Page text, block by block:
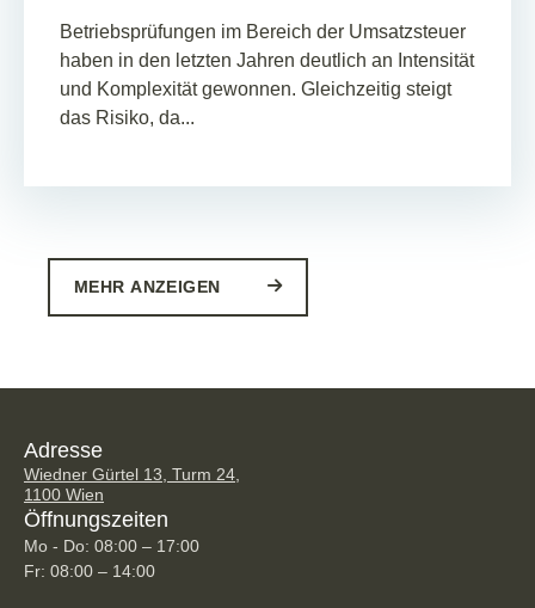
Betriebsprüfungen im Bereich der Umsatzsteuer
haben in den letzten Jahren deutlich an Intensität
und Komplexität gewonnen. Gleichzeitig steigt
das Risiko, da...
MEHR ANZEIGEN
Adresse
Wiedner Gürtel 13, Turm 24,
1100 Wien
Öffnungszeiten
Mo - Do: 08:00 – 17:00
Fr: 08:00 – 14:00